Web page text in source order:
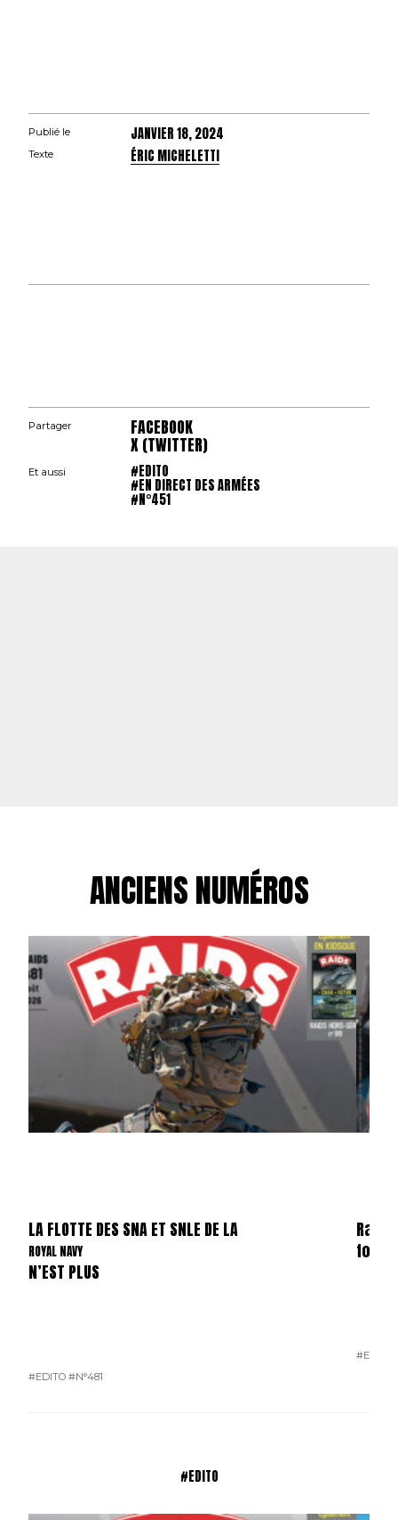
Publié le JANVIER 18, 2024
Texte ÉRIC MICHELETTI
Partager FACEBOOK
X (TWITTER)
Et aussi #EDITO
#EN DIRECT DES ARMÉES
#N°451
ANCIENS NUMÉROS
LA FLOTTE DES SNA ET SNLE DE LA
ROYAL NAVY
N’EST PLUS
#EDITO #N°481
#E-MAG
#EDITO